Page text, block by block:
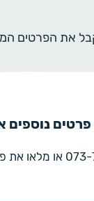
את הפרטים
נוספים